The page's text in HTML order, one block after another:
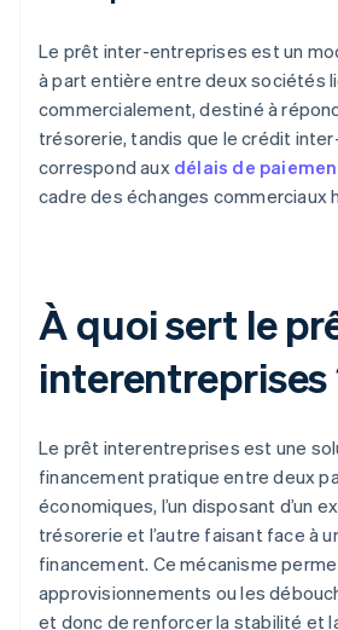
Le prêt inter-entreprises est un
à part entière entre deux sociétés
commercialement, destiné à
trésorerie, tandis que le crédit
correspond aux délais de
cadre des échanges commerciaux
À quoi sert le
interentreprises
Le prêt interentreprises est une
financement pratique entre deux
économiques, l’un disposant d’un
trésorerie et l’autre faisant face à
financement. Ce mécanisme
approvisionnements ou les
et donc de renforcer la stabilité et